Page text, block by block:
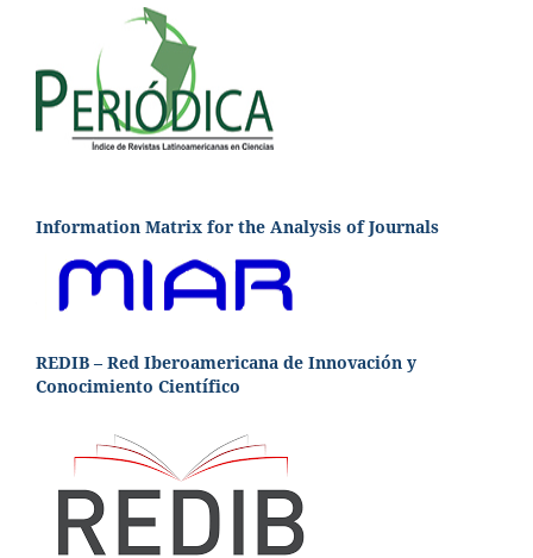
Information Matrix for the Analysis of Journals
REDIB – Red Iberoamericana de Innovación y
Conocimiento Científico